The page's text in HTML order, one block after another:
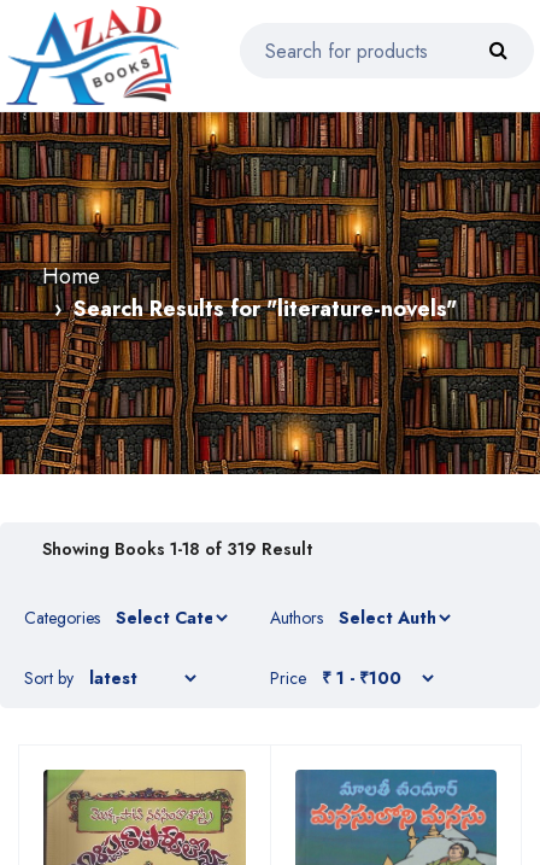
Home
Search Results for "literature-novels"
Showing Books 1-18 of 319 Result
Categories Authors
Sort by Price